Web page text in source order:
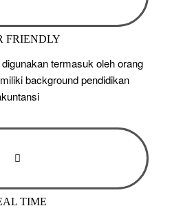
FRIENDLY
termasuk oleh orang
background pendidikan
TIME